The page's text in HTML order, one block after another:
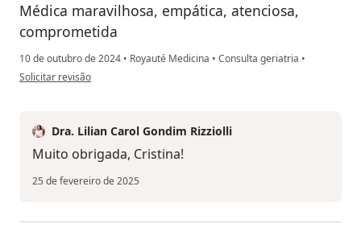
Médica maravilhosa, empática, atenciosa,
comprometida
10 de outubro de 2024 • Royauté Medicina • Consulta geriatria •
na opinião do utilizador Cristina de Camargo
Solicitar revisão
Dra. Lilian Carol Gondim Rizziolli
Muito obrigada, Cristina!
25 de fevereiro de 2025